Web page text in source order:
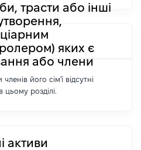
трасти або інші
яких є
або члени
його сім'ї відсутні
цьому розділі.
активи